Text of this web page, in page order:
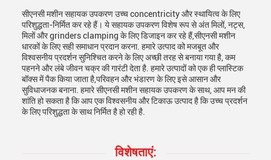
सीएनसी मशीन सहायक उपकरण उच्च concentricity और स्थायित्व के लिए
परिशुद्धता-निर्मित कर रहे हैं। ये सहायक उपकरण विशेष रूप से अंत मिलों, नट्स,
मिलों और grinders clamping के लिए डिजाइन कर रहे हैं,सीएनसी मशीन
धारकों के लिए सही समाधान प्रदान करना. हमारे उत्पाद को मजबूत और
विश्वसनीय प्रदर्शन सुनिश्चित करने के लिए अच्छी तरह से बनाया गया है, कम
पहनने और लंबे जीवन चक्र की गारंटी देता है. हमारे उत्पादों को एक ही प्लास्टिक
बॉक्स में पैक किया जाता है,परिवहन और भंडारण के लिए इसे आसान और
सुविधाजनक बनाना. हमारे सीएनसी मशीन सहायक उपकरण के साथ, आप मन की
शांति हो सकता है कि आप एक विश्वसनीय और टिकाऊ उत्पाद है कि उच्च प्रदर्शन
के लिए परिशुद्धता के साथ निर्मित है हो रही है.
विशेषताएं: